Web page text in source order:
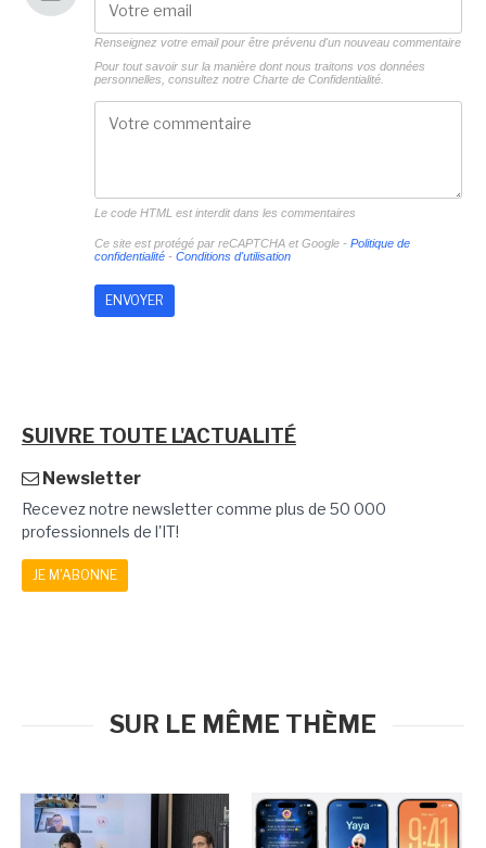
Renseignez votre email pour être prévenu d'un nouveau commentaire
Pour tout savoir sur la manière dont nous traitons vos données
personnelles, consultez notre Charte de Confidentialité.
Le code HTML est interdit dans les commentaires
Ce site est protégé par reCAPTCHA et Google - Politique de
confidentialité- Conditions d'utilisation
SUIVRE TOUTE L'ACTUALITÉ
Newsletter
Recevez notre newsletter comme plus de 50 000
professionnels de l'IT!
JE M'ABONNE
SUR LE MÊME THÈME